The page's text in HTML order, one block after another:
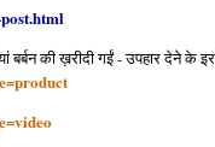
बर्बन की ख़रीदी गईं - उपहार देने